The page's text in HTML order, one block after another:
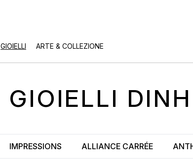
GIOIELLI ARTE & COLLEZIONE
GIOIELLI
IMPRESSIONS ALLIANCE CARRÉE